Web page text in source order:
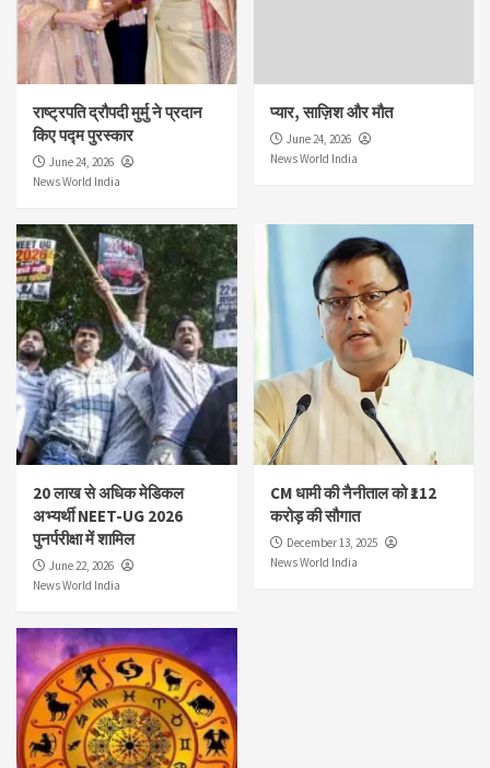
राष्ट्रपति द्रौपदी मुर्मु ने प्रदान
किए पद्म पुरस्कार
June 24, 2026
News World India
प्यार, साज़िश और मौत
June 24, 2026
News World India
20 लाख से अधिक मेडिकल
अभ्यर्थी NEET-UG 2026
पुनर्परीक्षा में शामिल
June 22, 2026
News World India
CM धामी की नैनीताल को ₹112
करोड़ की सौगात
December 13, 2025
News World India